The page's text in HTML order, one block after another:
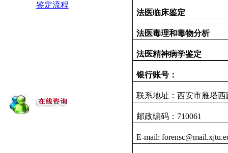
鉴定流程
法医临床鉴定
法医毒理和毒物分析
法医精神病学鉴定
银行账号：
联系地址：西安市雁塔西
邮政编码： 710061
E-mail: